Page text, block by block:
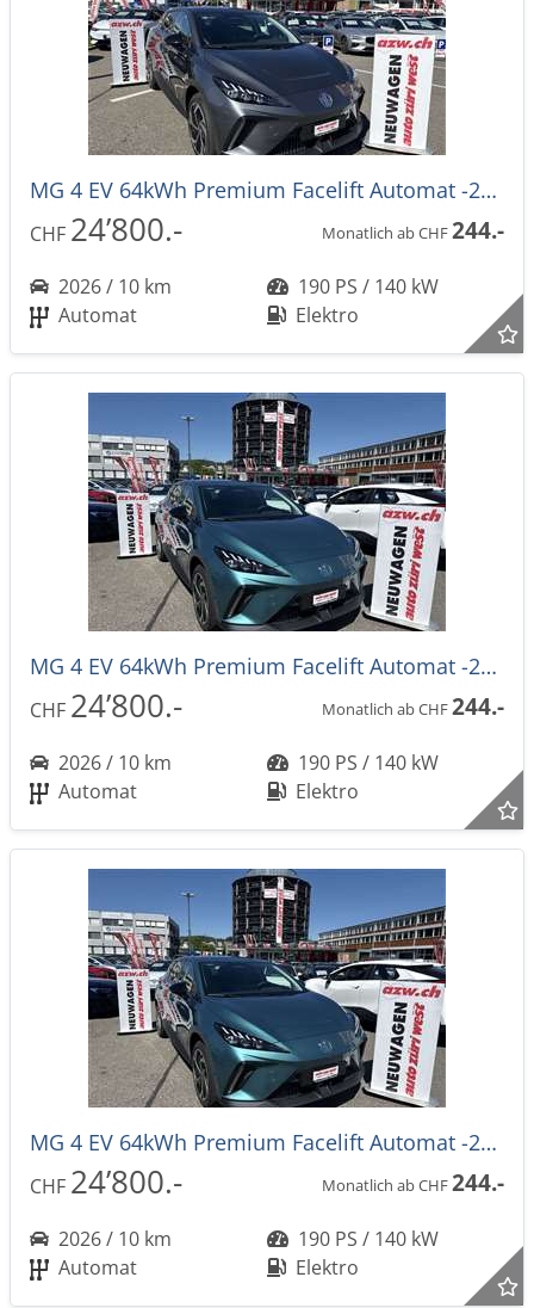
MG 4 EV 64kWh Premium Facelift Automat -27%
CHF 24’800.- Monatlich ab CHF244.-
2026 / 10 km
190 PS / 140 kW
Automat
Elektro
MG 4 EV 64kWh Premium Facelift Automat -27%
CHF 24’800.- Monatlich ab CHF244.-
2026 / 10 km
190 PS / 140 kW
Automat
Elektro
MG 4 EV 64kWh Premium Facelift Automat -27%
CHF 24’800.- Monatlich ab CHF244.-
2026 / 10 km
190 PS / 140 kW
Automat
Elektro